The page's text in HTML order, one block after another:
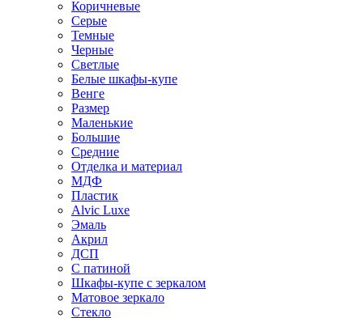
Коричневые
Серые
Темные
Черные
Светлые
Белые шкафы-купе
Венге
Размер
Маленькие
Большие
Средние
Отделка и материал
МДФ
Пластик
Alvic Luxe
Эмаль
Акрил
ДСП
С патиной
Шкафы-купе с зеркалом
Матовое зеркало
Стекло